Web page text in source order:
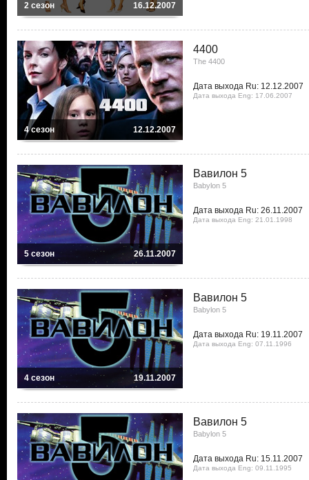
2 сезон 16.12.2007
4 сезон 12.12.2007
4400
The 4400
Дата выхода Ru: 12.12.2007
Дата выхода Eng: 17.06.2007
5 сезон 26.11.2007
Вавилон 5
Babylon 5
Дата выхода Ru: 26.11.2007
Дата выхода Eng: 21.01.1998
4 сезон 19.11.2007
Вавилон 5
Babylon 5
Дата выхода Ru: 19.11.2007
Дата выхода Eng: 07.11.1996
Вавилон 5
Babylon 5
Дата выхода Ru: 15.11.2007
Дата выхода Eng: 09.11.1995